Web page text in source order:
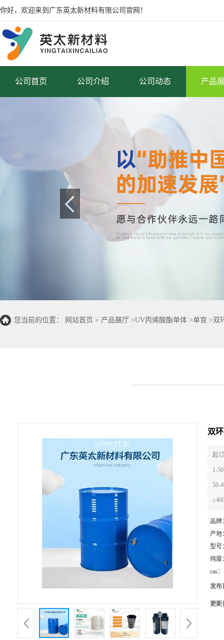
你好，欢迎来到广东英太新材料有限公司官网！
公司首页 公司介绍 公司动态 产品
您当前的位置： 网站首页 > 产品展厅 >UV丙烯酸酯单体 >单官 >双
双
起
1-50
50-
品牌
产地
型号
纯度
cas：
发布
更新